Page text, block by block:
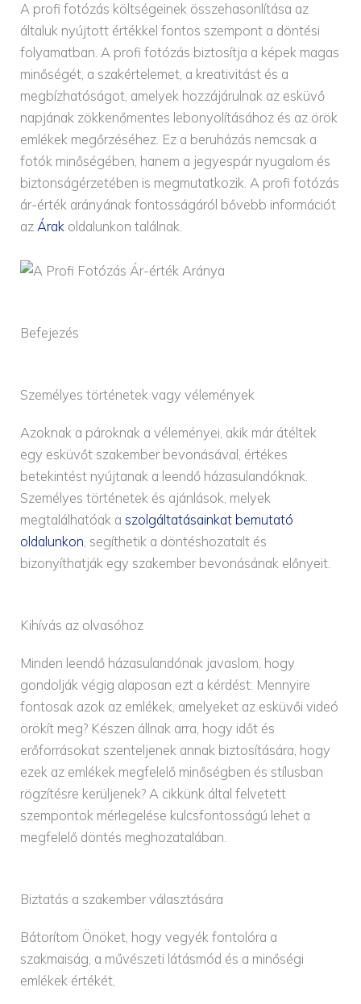
A profi fotózás költségeinek összehasonlítása az
általuk nyújtott értékkel fontos szempont a döntési
folyamatban. A profi fotózás biztosítja a képek magas
minőségét, a szakértelemet, a kreativitást és a
megbízhatóságot, amelyek hozzájárulnak az esküvő
napjának zökkenőmentes lebonyolításához és az örök
emlékek megőrzéséhez. Ez a beruházás nemcsak a
fotók minőségében, hanem a jegyespár nyugalom és
biztonságérzetében is megmutatkozik. A profi fotózás
ár-érték arányának fontosságáról bővebb információt
azÁrak oldalunkon találnak.
Befejezés
Személyes történetek vagy vélemények
Azoknak a pároknak a véleményei, akik már átéltek
egy esküvőt szakember bevonásával, értékes
betekintést nyújtanak a leendő házasulandóknak.
Személyes történetek és ajánlások, melyek
megtalálhatóak aszolgáltatásainkat bemutató
oldalunkon , segíthetik a döntéshozatalt és
bizonyíthatják egy szakember bevonásának előnyeit.
Kihívás az olvasóhoz
Minden leendő házasulandónak javaslom, hogy
gondolják végig alaposan ezt a kérdést: Mennyire
fontosak azok az emlékek, amelyeket az esküvői videó
örökít meg? Készen állnak arra, hogy időt és
erőforrásokat szenteljenek annak biztosítására, hogy
ezek az emlékek megfelelő minőségben és stílusban
rögzítésre kerüljenek? A cikkünk által felvetett
szempontok mérlegelése kulcsfontosságú lehet a
megfelelő döntés meghozatalában.
Biztatás a szakember választására
Bátorítom Önöket, hogy vegyék fontolóra a
szakmaiság, a művészeti látásmód és a minőségi
emlékek értékét,